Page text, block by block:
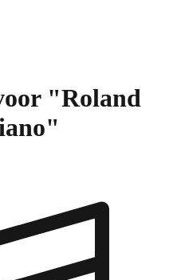
"Roland